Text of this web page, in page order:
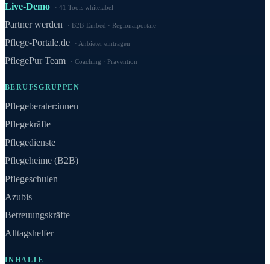
Live-Demo 41 Tools whitelabel
Partner werden B2B-Embed · Regionalportale
Pflege-Portale.de Anbieter eintragen
PflegePur Team Coaching · Prävention
BERUFSGRUPPEN
Pflegeberater:innen
Pflegekräfte
Pflegedienste
Pflegeheime (B2B)
Pflegeschulen
Azubis
Betreuungskräfte
Alltagshelfer
INHALTE